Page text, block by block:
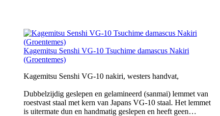
Kagemitsu Senshi VG-10 Tsuchime damascus Nakiri
(Groentemes)
Kagemitsu Senshi VG-10 nakiri, westers handvat,
Dubbelzijdig geslepen en gelamineerd (sanmai) lemmet van
roestvast staal met kern van Japans VG-10 staal. Het lemmet
is uitermate dun en handmatig geslepen en heeft geen…